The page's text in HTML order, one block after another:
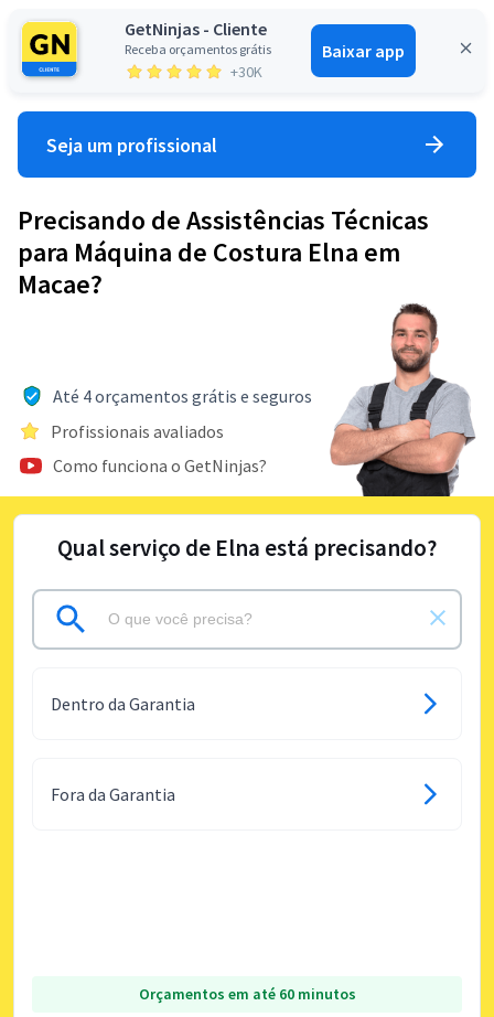
GetNinjas - Cliente
Receba orçamentos grátis
+30K
Baixar app
Entrar
Seja um profissional
Precisando de Assistências Técnicas
para Máquina de Costura Elna em
Macae?
Até 4 orçamentos grátis e seguros
Profissionais avaliados
Como funciona o GetNinjas?
Qual serviço de Elna está precisando?
Dentro da Garantia
Fora da Garantia
Orçamentos em até 60 minutos